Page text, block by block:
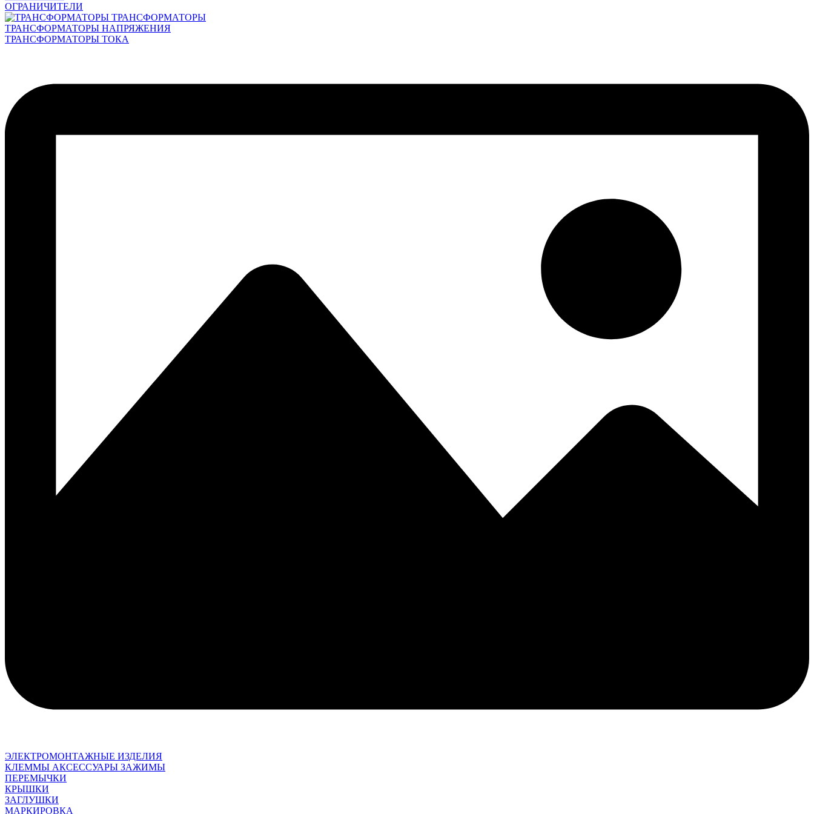
ОГРАНИЧИТЕЛИ
ТРАНСФОРМАТОРЫ
ТРАНСФОРМАТОРЫ НАПРЯЖЕНИЯ
ТРАНСФОРМАТОРЫ ТОКА
ЭЛЕКТРОМОНТАЖНЫЕ ИЗДЕЛИЯ
КЛЕММЫ АКСЕССУАРЫ ЗАЖИМЫ
ПЕРЕМЫЧКИ
КРЫШКИ
ЗАГЛУШКИ
МАРКИРОВКА